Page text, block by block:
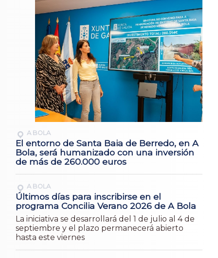
A BOLA
El entorno de Santa Baia de Berredo, en A
Bola, será humanizado con una inversión
de más de 260.000 euros
A BOLA
Últimos días para inscribirse en el
programa Concilia Verano 2026 de A Bola
La iniciativa se desarrollará del 1 de julio al 4 de
septiembre y el plazo permanecerá abierto
hasta este viernes